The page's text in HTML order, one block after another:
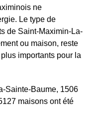
ne
Le type de
de Saint-Maximin-La-
ou maison, reste
importants pour la
Sainte-Baume, 1506
maisons ont été